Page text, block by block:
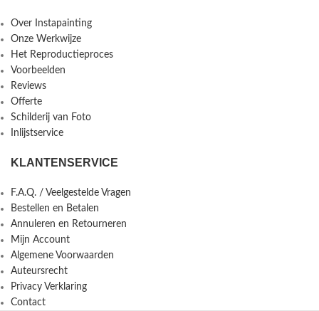
Over Instapainting
Onze Werkwijze
Het Reproductieproces
Voorbeelden
Reviews
Offerte
Schilderij van Foto
Inlijstservice
KLANTENSERVICE
F.A.Q. / Veelgestelde Vragen
Bestellen en Betalen
Annuleren en Retourneren
Mijn Account
Algemene Voorwaarden
Auteursrecht
Privacy Verklaring
Contact